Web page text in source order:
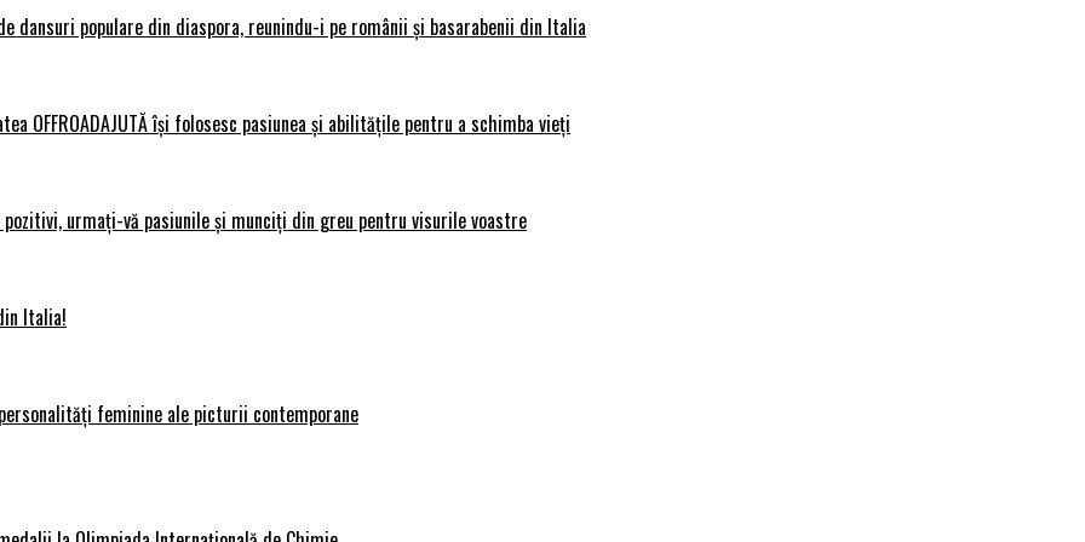
dansuri populare din diaspora, reunindu-i pe românii și basarabenii din Italia
OFFROADAJUTĂ își folosesc pasiunea și abilitățile pentru a schimba vieți
urmați-vă pasiunile și munciți din greu pentru visurile voastre
Italia!
feminine ale picturii contemporane